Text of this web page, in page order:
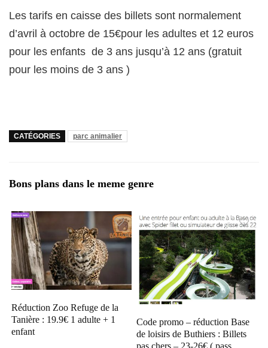
Les tarifs en caisse des billets sont normalement
d’avril à octobre de 15€pour les adultes et 12 euros
pour les enfants de 3 ans jusqu’à 12 ans (gratuit
pour les moins de 3 ans )
CATÉGORIES parc animalier
Bons plans dans le meme genre
Réduction Zoo Refuge de la
Tanière : 19.9€ 1 adulte + 1
enfant
Code promo – réduction Base
de loisirs de Buthiers : Billets